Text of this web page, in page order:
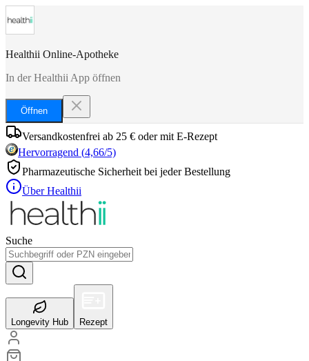
Healthii Online-Apotheke
In der Healthii App öffnen
Öffnen
Versandkostenfrei ab 25 € oder mit E-Rezept
Hervorragend (4,66/5)
Pharmazeutische Sicherheit bei jeder Bestellung
Über Healthii
Suche
Longevity Hub Rezept